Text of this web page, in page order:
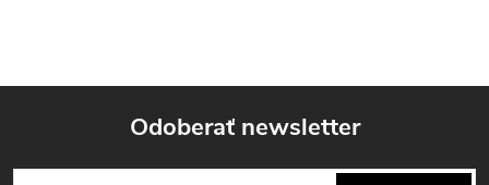
Odoberať newsletter